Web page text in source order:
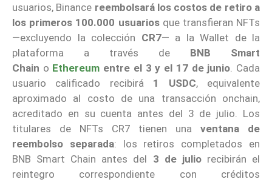
usuarios, Binance reembolsará los costos de retiro a
los primeros 100.000 usuariosque transfieran NFTs
—excluyendo la colección CR7— a la Wallet de la
plataforma a través de BNB Smart
Chain o Ethereum entre el 3 y el 17 de junio . Cada
usuario calificado recibirá 1 USDC, equivalente
aproximado al costo de una transacción onchain,
acreditado en su cuenta antes del 3 de julio. Los
titulares de NFTs CR7 tienen unaventana de
reembolso separada: los retiros completados en
BNB Smart Chain antes del 3 de juliorecibirán el
reintegro correspondiente con créditos